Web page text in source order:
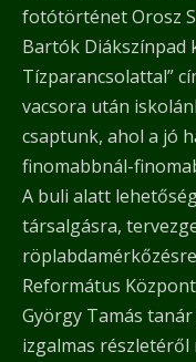
fotótörténet Orosz
Bartók Diákszínpad
Tízparancsolattal”
vacsora után
csaptunk, ahol a jó
finomabbnál-
A buli alatt
társalgásra,
Református
György Tamás
izgalmas